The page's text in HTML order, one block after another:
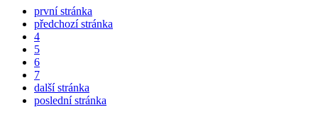
první stránka
předchozí stránka
4
5
6
7
další stránka
poslední stránka